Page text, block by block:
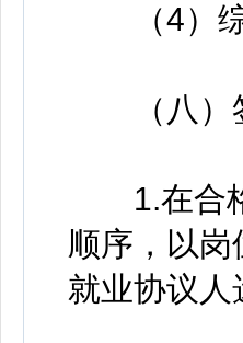
（4）综
（八）
1.在合格
顺序，以
就业协议人